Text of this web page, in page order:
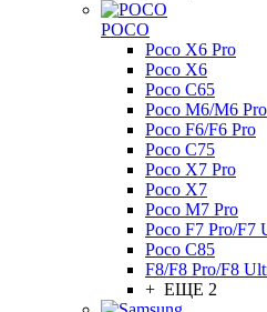
POCO
Poco X6 Pro
Poco X6
Poco C65
Poco M6/M6 Pro
Poco F6/F6 Pro
Poco C75
Poco X7 Pro
Poco X7
Poco M7 Pro
Poco F7 Pro/F7
Poco C85
F8/F8 Pro/F8
+ ЕЩЕ 2